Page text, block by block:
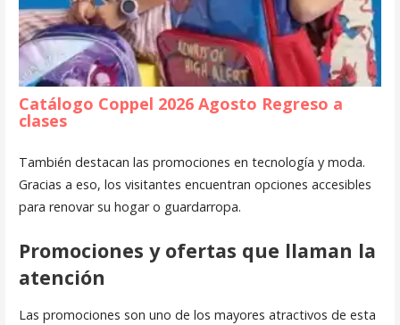
Catálogo Coppel 2026 Agosto Regreso a
clases
También destacan las promociones en tecnología y moda.
Gracias a eso, los visitantes encuentran opciones accesibles
para renovar su hogar o guardarropa.
Promociones y ofertas que llaman la
atención
Las promociones son uno de los mayores atractivos de esta